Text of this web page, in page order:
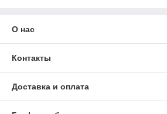
О нас
Контакты
Доставка и оплата